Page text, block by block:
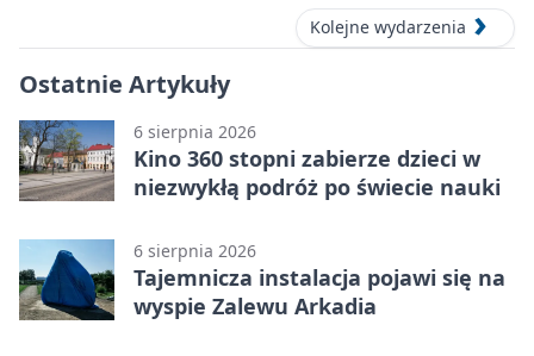
Kolejne wydarzenia
Ostatnie Artykuły
6 sierpnia 2026
Kino 360 stopni zabierze dzieci w
niezwykłą podróż po świecie nauki
6 sierpnia 2026
Tajemnicza instalacja pojawi się na
wyspie Zalewu Arkadia